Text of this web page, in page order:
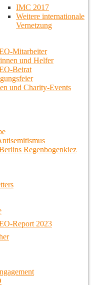
IMC 2017
Weitere internationale
Vernetzung
Mitarbeiter
und Helfer
Beirat
und Charity-Events
Regenbogenkiez
Report 2023